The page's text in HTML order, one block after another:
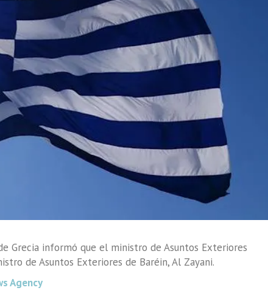
Grecia informó que el ministro de Asuntos Exteriores
de Asuntos Exteriores de Baréin, Al Zayani.
Agency